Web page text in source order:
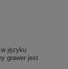
w języku
grawer jest